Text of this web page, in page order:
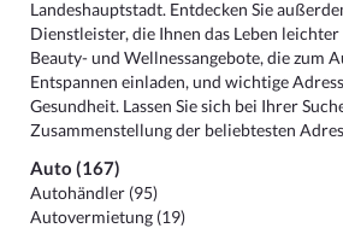
Landeshauptstadt. Entdecken Sie
Dienstleister, die Ihnen das Leben leichter
Beauty- und Wellnessangebote, die zum
Entspannen einladen, und wichtige
Gesundheit. Lassen Sie sich bei Ihrer
Zusammenstellung der beliebtesten
Auto (167)
Autohändler (95)
Autovermietung (19)